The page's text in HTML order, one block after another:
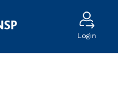
Login